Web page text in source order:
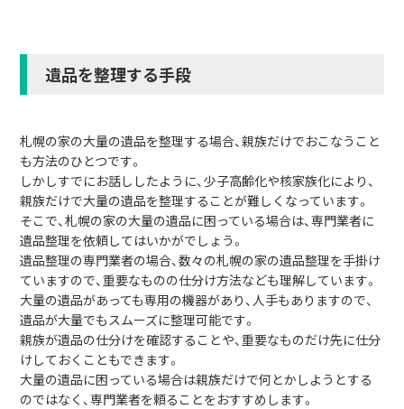
遺品を整理する手段
札幌の家の大量の遺品を整理する場合、親族だけでおこなうこと
も方法のひとつです。
しかしすでにお話ししたように、少子高齢化や核家族化により、
親族だけで大量の遺品を整理することが難しくなっています。
そこで、札幌の家の大量の遺品に困っている場合は、専門業者に
遺品整理を依頼してはいかがでしょう。
遺品整理の専門業者の場合、数々の札幌の家の遺品整理を手掛け
ていますので、重要なものの仕分け方法なども理解しています。
大量の遺品があっても専用の機器があり、人手もありますので、
遺品が大量でもスムーズに整理可能です。
親族が遺品の仕分けを確認することや、重要なものだけ先に仕分
けしておくこともできます。
大量の遺品に困っている場合は親族だけで何とかしようとする
のではなく、専門業者を頼ることをおすすめします。